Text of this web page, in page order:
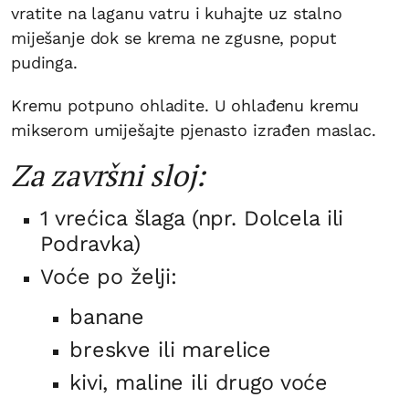
vratite na laganu vatru i kuhajte uz stalno
miješanje dok se krema ne zgusne, poput
pudinga.
Kremu potpuno ohladite. U ohlađenu kremu
mikserom umiješajte pjenasto izrađen maslac.
Za završni sloj:
1 vrećica šlaga (npr. Dolcela ili
Podravka)
Voće po želji:
banane
breskve ili marelice
kivi, maline ili drugo voće